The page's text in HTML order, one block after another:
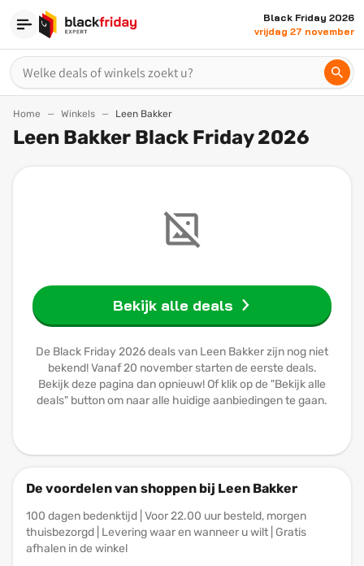
Black Friday 2026
vrijdag 27 november
Home Winkels Leen Bakker
Leen Bakker Black Friday 2026
Bekijk alle deals
De Black Friday 2026 deals van Leen Bakker zijn nog niet
bekend! Vanaf 20 november starten de eerste deals.
Bekijk deze pagina dan opnieuw! Of klik op de "Bekijk alle
deals" button om naar alle huidige aanbiedingen te gaan.
De voordelen van shoppen bij Leen Bakker
100 dagen bedenktijd | Voor 22.00 uur besteld, morgen
thuisbezorgd | Levering waar en wanneer u wilt | Gratis
afhalen in de winkel